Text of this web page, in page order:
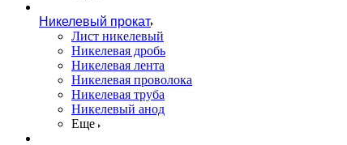
Никелевый прокат
Лист никелевый
Никелевая дробь
Никелевая лента
Никелевая проволока
Никелевая труба
Никелевый анод
Еще